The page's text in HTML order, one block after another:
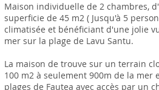
Maison individuelle de 2 chambres,
superficie de 45 m2 ( Jusqu'à 5
climatisée et bénéficiant d'une jolie
mer sur la plage de Lavu Santu.
La maison de trouve sur un terrain
100 m2 à seulement 900m de la mer
plages de Fautea avec accès par un